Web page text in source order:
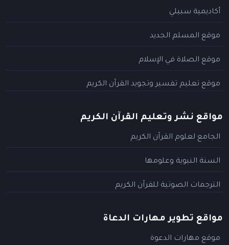
أكاديمية سبيلي
موقع المسلم الجديد
موقع الصلاة في الإسلام
موقع تعليم تفسير وتجويد القرآن الكريم
مواقع نشر وتعليم القرآن الكريم
الجامع لعلوم القرآن الكريم
السنة النبوية وعلومها
الترجمات الصوتية للقرآن الكريم
مواقع تطوير مهارات الدعاة
موقع مهارات الدعوة